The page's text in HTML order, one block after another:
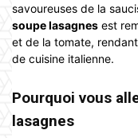
savoureuses de la
soupe lasagnes est
et de la tomate,
de cuisine italienne.
Pourquoi vous
lasagnes